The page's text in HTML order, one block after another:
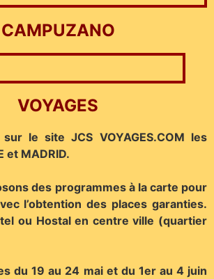
CAMPUZANO
VOYAGES
le site JCS VOYAGES.COM les
et MADRID.
des programmes à la carte pour
l’obtention des places garanties.
ou Hostal en centre ville (quartier
du 19 au 24 mai et du 1er au 4 juin